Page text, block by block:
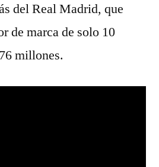
del Real Madrid, que
de marca de solo 10
millones.